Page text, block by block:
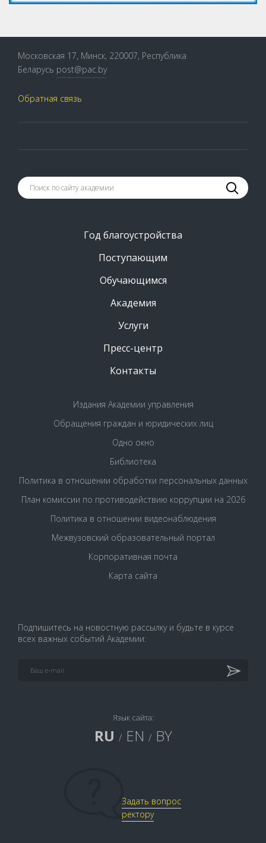
Московская 17, Минск, 220007, Республика
Беларусь post@pac.by
Обратная связь
Год благоустройства
Поступающим
Обучающимся
Академия
Услуги
Пресс-центр
Контакты
Издания Академии управления
Обращения граждан и юридических лиц
Одно окно
Библиотека
Политика в отношении обработки персональных данных
План комиссии по противодействию коррупции на 2026
Политика в отношении видеонаблюдения
Межвузовский образовательный портал
Корпоративная почта
Карта сайта
Подпишитесь на новостную рассылку и будьте в курсе
всех важных событий Академии:
Язык сайта:
RU / EN / BY
Задать вопрос
ректору